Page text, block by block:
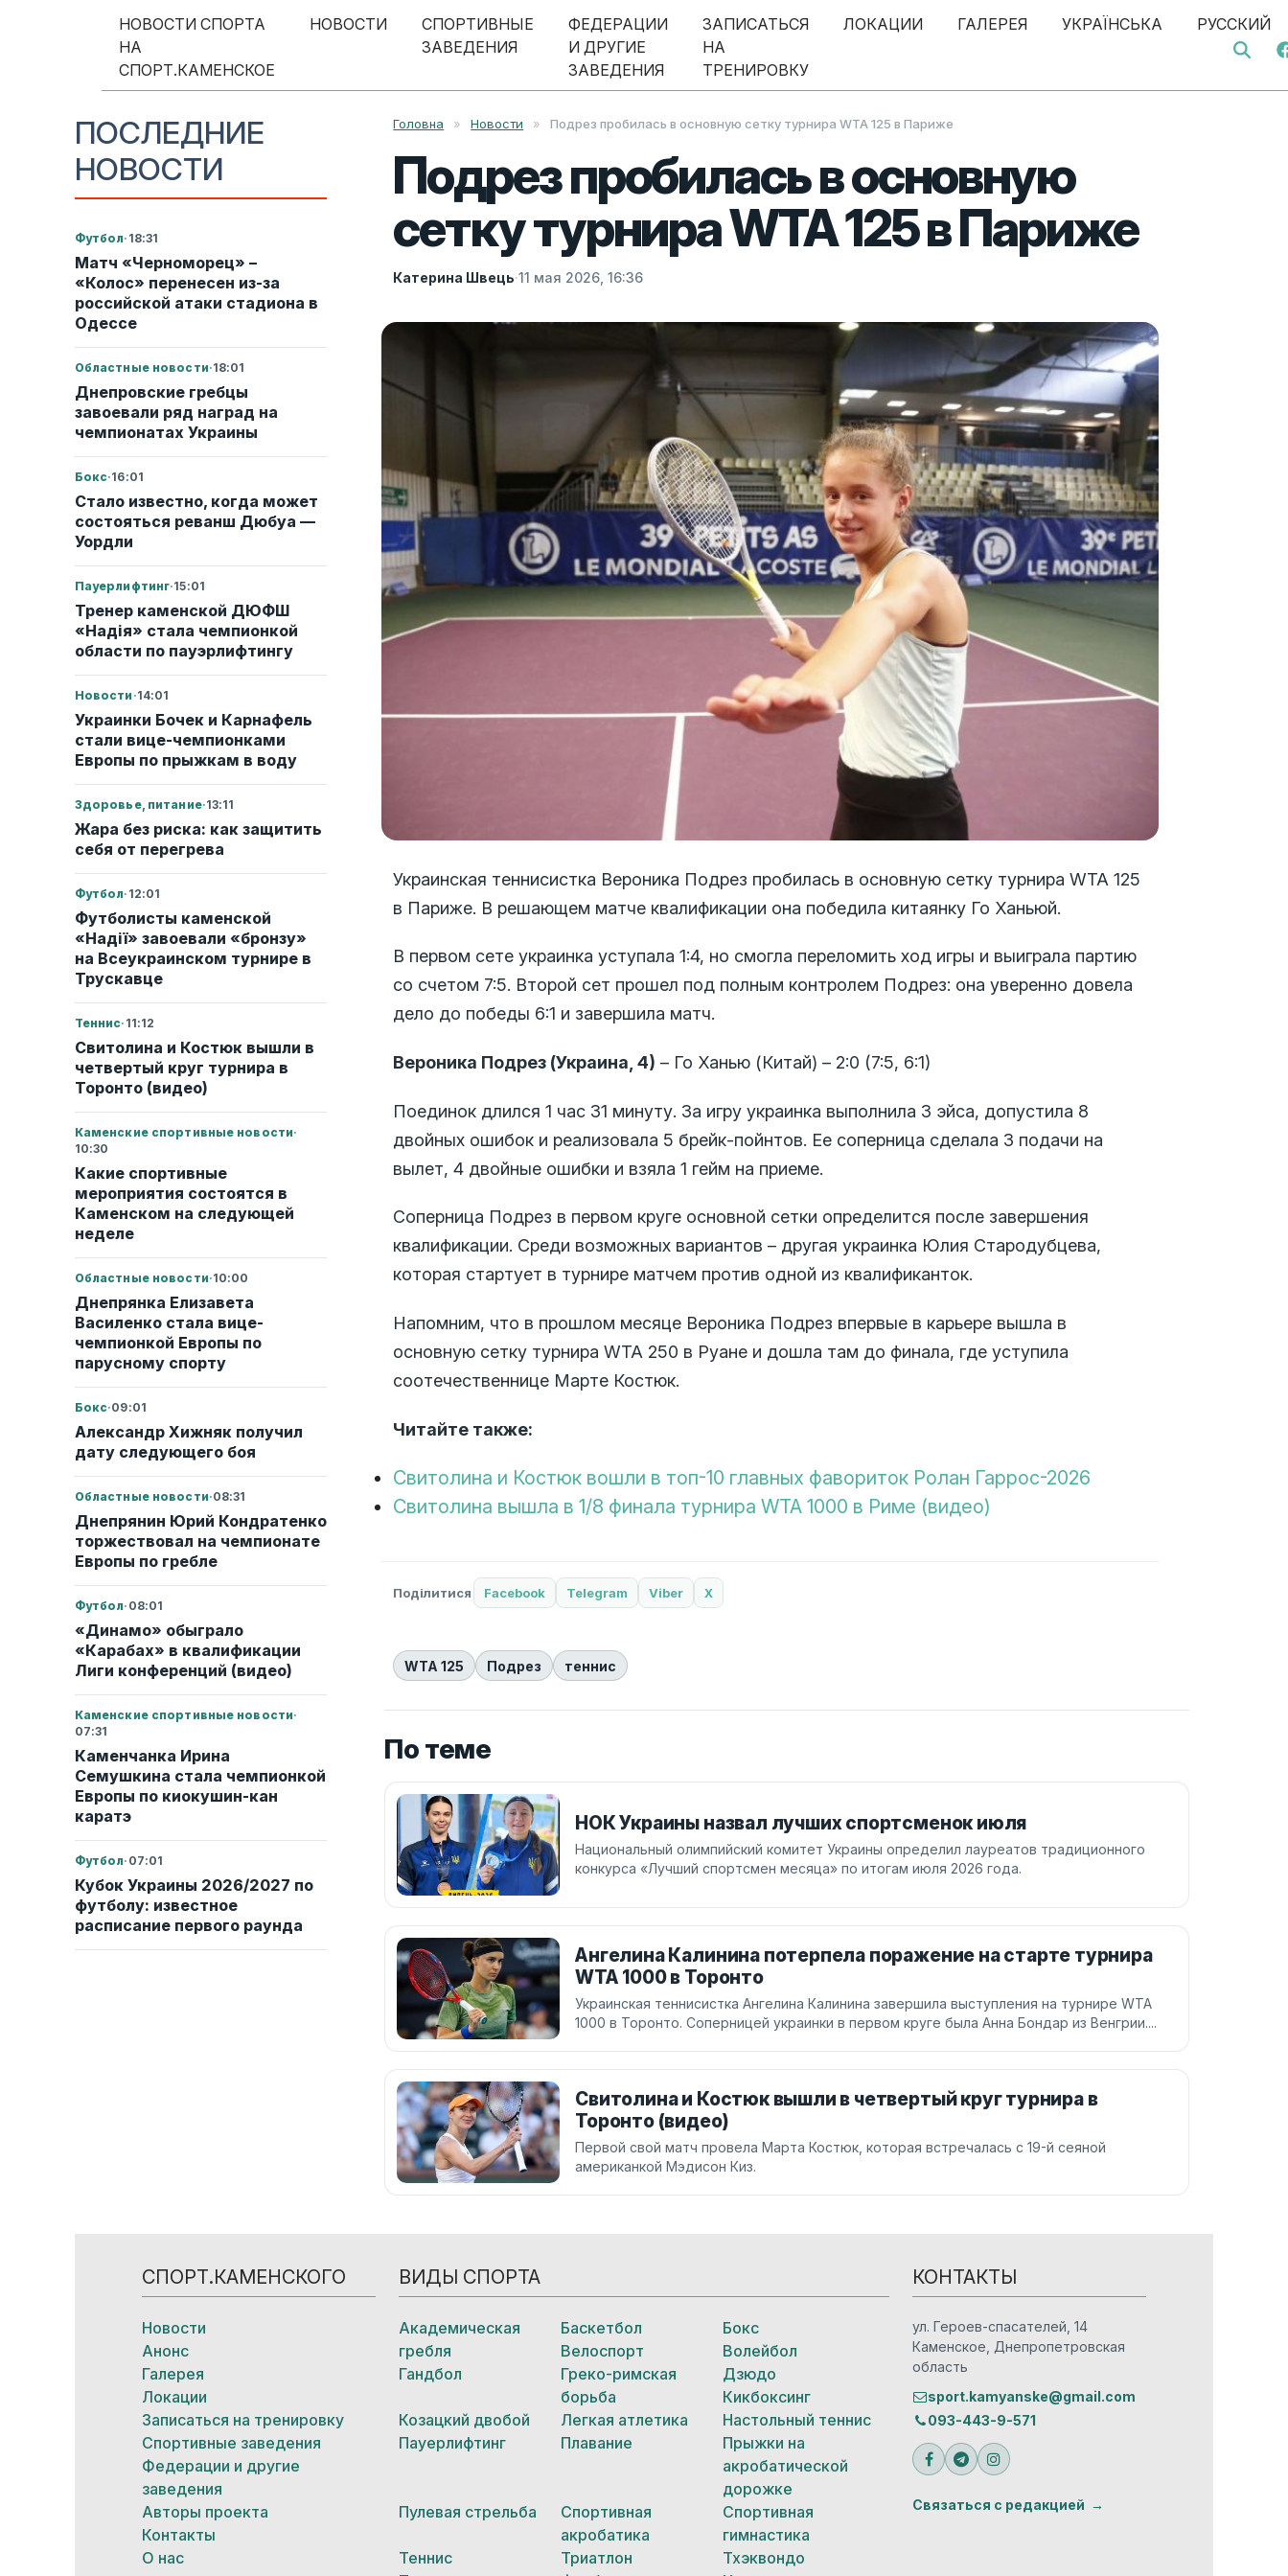
Перейти к содержимому
Меню навигации
НОВОСТИ СПОРТА
НА
СПОРТ.КАМЕНСКОЕ
НОВОСТИ
СПОРТИВНЫЕ
ЗАВЕДЕНИЯ
ФЕДЕРАЦИИ
И ДРУГИЕ
ЗАВЕДЕНИЯ
ЗАПИСАТЬСЯ
НА
ТРЕНИРОВКУ
ЛОКАЦИИ ГАЛЕРЕЯ УКРАЇНСЬКА РУССКИЙ
ПОСЛЕДНИЕ
НОВОСТИ
Футбол· 18:31
Матч «Черноморец» –
«Колос» перенесен из-за
российской атаки стадиона в
Одессе
Областные новости·18:01
Днепровские гребцы
завоевали ряд наград на
чемпионатах Украины
Бокс·16:01
Стало известно, когда может
состояться реванш Дюбуа —
Уордли
Пауерлифтинг·15:01
Тренер каменской ДЮФШ
«Надія» стала чемпионкой
области по пауэрлифтингу
Новости ·14:01
Украинки Бочек и Карнафель
стали вице-чемпионками
Европы по прыжкам в воду
Здоровье, питание·13:11
Жара без риска: как защитить
себя от перегрева
Футбол· 12:01
Футболисты каменской
«Надії» завоевали «бронзу»
на Всеукраинском турнире в
Трускавце
Теннис· 11:12
Свитолина и Костюк вышли в
четвертый круг турнира в
Торонто (видео)
Каменские спортивные новости·
10:30
Какие спортивные
мероприятия состоятся в
Каменском на следующей
неделе
Областные новости·10:00
Днепрянка Елизавета
Василенко стала вице-
чемпионкой Европы по
парусному спорту
Бокс·09:01
Александр Хижняк получил
дату следующего боя
Областные новости·08:31
Днепрянин Юрий Кондратенко
торжествовал на чемпионате
Европы по гребле
Футбол· 08:01
«Динамо» обыграло
«Карабах» в квалификации
Лиги конференций (видео)
Каменские спортивные новости·
07:31
Каменчанка Ирина
Семушкина стала чемпионкой
Европы по киокушин-кан
каратэ
Футбол· 07:01
Кубок Украины 2026/2027 по
футболу: известное
расписание первого раунда
Головна » Новости » Подрез пробилась в основную сетку турнира WTA 125 в Париже
Подрез пробилась в основную
сетку турнира WTA 125 в Париже
Катерина Швець·11 мая 2026, 16:36
Украинская теннисистка Вероника Подрез пробилась в основную сетку турнира WTA 125
в Париже. В решающем матче квалификации она победила китаянку Го Ханьюй.
В первом сете украинка уступала 1:4, но смогла переломить ход игры и выиграла партию
со счетом 7:5. Второй сет прошел под полным контролем Подрез: она уверенно довела
дело до победы 6:1 и завершила матч.
Вероника Подрез (Украина, 4) – Го Ханью (Китай) – 2:0 (7:5, 6:1)
Поединок длился 1 час 31 минуту. За игру украинка выполнила 3 эйса, допустила 8
двойных ошибок и реализовала 5 брейк-пойнтов. Ее соперница сделала 3 подачи на
вылет, 4 двойные ошибки и взяла 1 гейм на приеме.
Соперница Подрез в первом круге основной сетки определится после завершения
квалификации. Среди возможных вариантов – другая украинка Юлия Стародубцева,
которая стартует в турнире матчем против одной из квалификанток.
Напомним, что в прошлом месяце Вероника Подрез впервые в карьере вышла в
основную сетку турнира WTA 250 в Руане и дошла там до финала, где уступила
соотечественнице Марте Костюк.
Читайте также:
Свитолина и Костюк вошли в топ-10 главных фавориток Ролан Гаррос-2026
Свитолина вышла в 1/8 финала турнира WTA 1000 в Риме (видео)
Поділитися Facebook Telegram Viber X
WTA 125 Подрез теннис
По теме
НОК Украины назвал лучших спортсменок июля
Национальный олимпийский комитет Украины определил лауреатов традиционного
конкурса «Лучший спортсмен месяца» по итогам июля 2026 года.
Ангелина Калинина потерпела поражение на старте турнира
WTA 1000 в Торонто
Украинская теннисистка Ангелина Калинина завершила выступления на турнире WTA
1000 в Торонто. Соперницей украинки в первом круге была Анна Бондар из Венгрии....
Свитолина и Костюк вышли в четвертый круг турнира в
Торонто (видео)
Первой свой матч провела Марта Костюк, которая встречалась с 19-й сеяной
американкой Мэдисон Киз.
СПОРТ.КАМЕНСКОГО
Новости
Анонс
Галерея
Локации
Записаться на тренировку
Спортивные заведения
Федерации и другие
заведения
Авторы проекта
Контакты
О нас
ВИДЫ СПОРТА
Академическая
гребля
Баскетбол
Бокс
Велоспорт
Волейбол
Гандбол
Греко-римская
борьба
Дзюдо
Кикбоксинг
Козацкий двобой
Легкая атлетика
Настольный теннис
Пауерлифтинг
Плавание
Прыжки на
акробатической
дорожке
Пулевая стрельба
Спортивная
акробатика
Спортивная
гимнастика
Теннис
Триатлон
Тхэквондо
КОНТАКТЫ
ул. Героев-спасателей, 14
Каменское, Днепропетровская
область
sport.kamyanske@gmail.com
093-443-9-571
Связаться с редакцией